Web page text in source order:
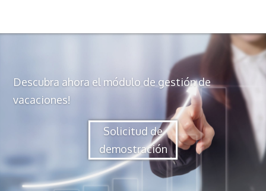
Descubra ahora el módulo de gestión de
vacaciones!
Solicitud de
demostración